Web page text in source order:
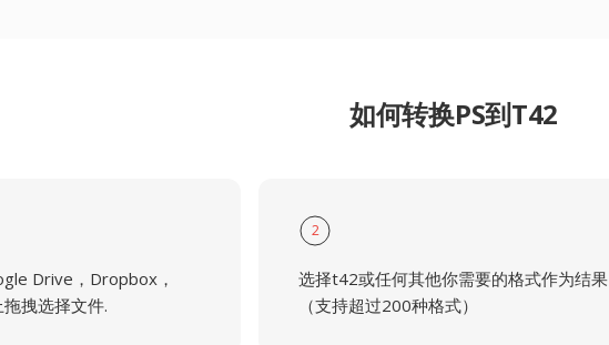
如何转换PS到T42
Drive，Dropbox，
拽选择文件.
2
选择t42或任何其他你需要的格式作为结果
（支持超过200种格式）